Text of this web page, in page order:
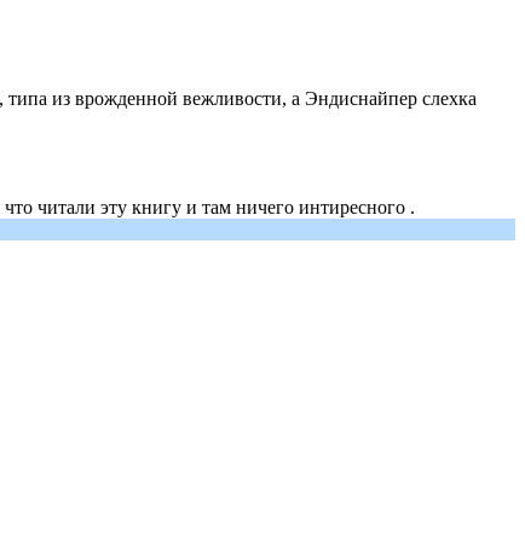
из врожденной вежливости, а Эндиснайпер слехка
читали эту книгу и там ничего интиресного .